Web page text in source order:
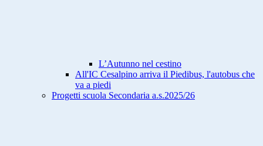
L’Autunno nel cestino
All'IC Cesalpino arriva il Piedibus, l'autobus che
va a piedi
Progetti scuola Secondaria a.s.2025/26